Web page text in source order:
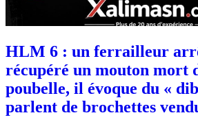
HLM 6 : un ferrailleur
récupéré un mouton mort
poubelle, il évoque du «
parlent de brochettes